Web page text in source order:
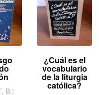
B.;
¿Cuál es el
vocabulario
de la liturgia
católica?